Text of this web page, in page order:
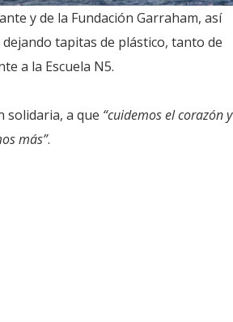
y de la Fundación Garraham, así
tapitas de plástico, tanto de
a la Escuela N5.
solidaria, a que “cuidemos el corazón y
más”.